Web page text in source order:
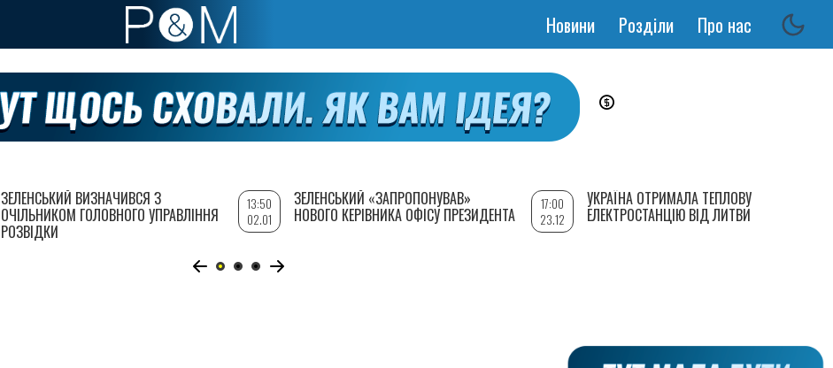
Основная
Новини Розділи Про нас
ЗЕЛЕНСЬКИЙ ВИЗНАЧИВСЯ З
ОЧІЛЬНИКОМ ГОЛОВНОГО УПРАВЛІННЯ
РОЗВІДКИ
13:50
02.01
ЗЕЛЕНСЬКИЙ «ЗАПРОПОНУВАВ»
НОВОГО КЕРІВНИКА ОФІСУ ПРЕЗИДЕНТА
17:00
23.12
УКРАЇНА ОТРИМАЛА ТЕПЛОВУ
ЕЛЕКТРОСТАНЦІЮ ВІД ЛИТВИ